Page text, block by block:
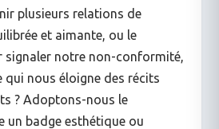
plusieurs relations de
et aimante, ou le
signaler notre non-conformité,
qui nous éloigne des récits
? Adoptons-nous le
un badge esthétique ou